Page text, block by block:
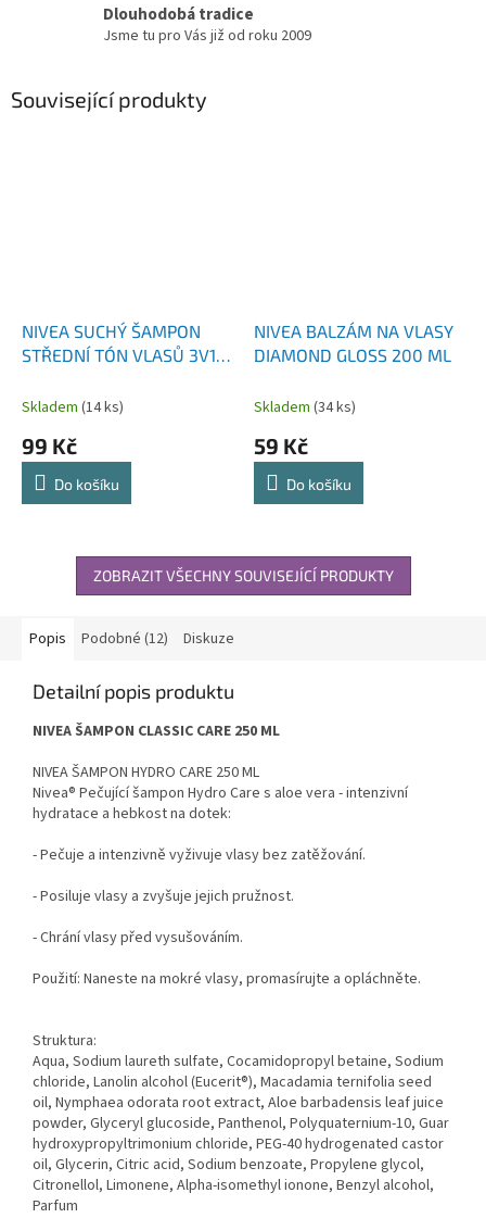
Dlouhodobá tradice
Jsme tu pro Vás již od roku 2009
Související produkty
NIVEA SUCHÝ ŠAMPON
STŘEDNÍ TÓN VLASŮ 3V1
Skladem (14 ks)
99 Kč
Do košíku
NIVEA BALZÁM NA VLASY
DIAMOND GLOSS 200 ML
Skladem (34 ks)
59 Kč
Do košíku
ZOBRAZIT VŠECHNY SOUVISEJÍCÍ PRODUKTY
Popis Podobné (12) Diskuze
Detailní popis produktu
NIVEA ŠAMPON CLASSIC CARE 250 ML
NIVEA ŠAMPON HYDRO CARE 250 ML
Nivea® Pečující šampon Hydro Care s aloe vera - intenzivní
hydratace a hebkost na dotek:
- Pečuje a intenzivně vyživuje vlasy bez zatěžování.
- Posiluje vlasy a zvyšuje jejich pružnost.
- Chrání vlasy před vysušováním.
Použití: Naneste na mokré vlasy, promasírujte a opláchněte.
Struktura:
Aqua, Sodium laureth sulfate, Cocamidopropyl betaine, Sodium
chloride, Lanolin alcohol (Eucerit®), Macadamia ternifolia seed
oil, Nymphaea odorata root extract, Aloe barbadensis leaf juice
powder, Glyceryl glucoside, Panthenol, Polyquaternium-10, Guar
hydroxypropyltrimonium chloride, PEG-40 hydrogenated castor
oil, Glycerin, Citric acid, Sodium benzoate, Propylene glycol,
Citronellol, Limonene, Alpha-isomethyl ionone, Benzyl alcohol,
Parfum